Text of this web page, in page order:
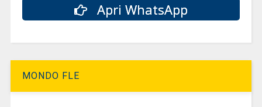
Apri WhatsApp
MONDO FLE